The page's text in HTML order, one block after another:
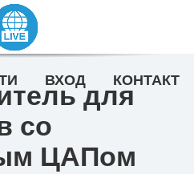
для
со
ЦАПом
ВХОД КОНТАКТ